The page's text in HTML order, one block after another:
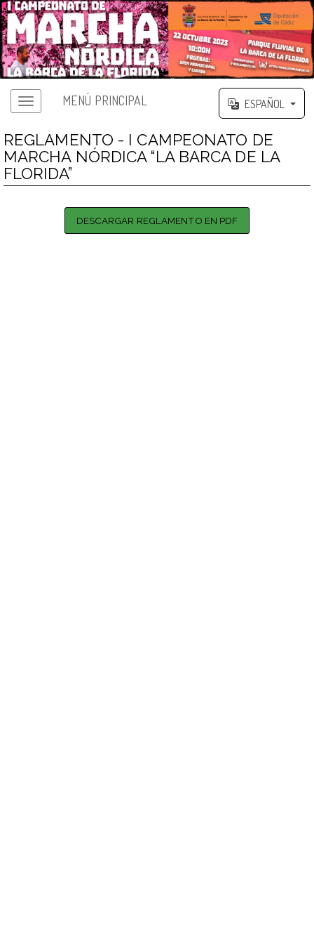
MENÚ PRINCIPAL ESPAÑOL
REGLAMENTO - I CAMPEONATO DE
MARCHA NÓRDICA “LA BARCA DE LA
FLORIDA”
DESCARGAR REGLAMENTO EN PDF